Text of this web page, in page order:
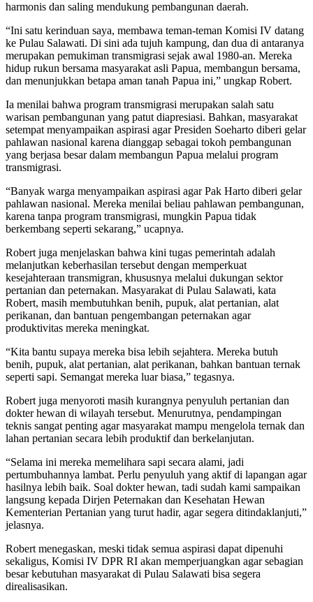
harmonis dan saling mendukung pembangunan daerah.
“Ini satu kerinduan saya, membawa teman-teman Komisi IV datang
ke Pulau Salawati. Di sini ada tujuh kampung, dan dua di antaranya
merupakan pemukiman transmigrasi sejak awal 1980-an. Mereka
hidup rukun bersama masyarakat asli Papua, membangun bersama,
dan menunjukkan betapa aman tanah Papua ini,” ungkap Robert.
Ia menilai bahwa program transmigrasi merupakan salah satu
warisan pembangunan yang patut diapresiasi. Bahkan, masyarakat
setempat menyampaikan aspirasi agar Presiden Soeharto diberi gelar
pahlawan nasional karena dianggap sebagai tokoh pembangunan
yang berjasa besar dalam membangun Papua melalui program
transmigrasi.
“Banyak warga menyampaikan aspirasi agar Pak Harto diberi gelar
pahlawan nasional. Mereka menilai beliau pahlawan pembangunan,
karena tanpa program transmigrasi, mungkin Papua tidak
berkembang seperti sekarang,” ucapnya.
Robert juga menjelaskan bahwa kini tugas pemerintah adalah
melanjutkan keberhasilan tersebut dengan memperkuat
kesejahteraan transmigran, khususnya melalui dukungan sektor
pertanian dan peternakan. Masyarakat di Pulau Salawati, kata
Robert, masih membutuhkan benih, pupuk, alat pertanian, alat
perikanan, dan bantuan pengembangan peternakan agar
produktivitas mereka meningkat.
“Kita bantu supaya mereka bisa lebih sejahtera. Mereka butuh
benih, pupuk, alat pertanian, alat perikanan, bahkan bantuan ternak
seperti sapi. Semangat mereka luar biasa,” tegasnya.
Robert juga menyoroti masih kurangnya penyuluh pertanian dan
dokter hewan di wilayah tersebut. Menurutnya, pendampingan
teknis sangat penting agar masyarakat mampu mengelola ternak dan
lahan pertanian secara lebih produktif dan berkelanjutan.
“Selama ini mereka memelihara sapi secara alami, jadi
pertumbuhannya lambat. Perlu penyuluh yang aktif di lapangan agar
hasilnya lebih baik. Soal dokter hewan, tadi sudah kami sampaikan
langsung kepada Dirjen Peternakan dan Kesehatan Hewan
Kementerian Pertanian yang turut hadir, agar segera ditindaklanjuti,”
jelasnya.
Robert menegaskan, meski tidak semua aspirasi dapat dipenuhi
sekaligus, Komisi IV DPR RI akan memperjuangkan agar sebagian
besar kebutuhan masyarakat di Pulau Salawati bisa segera
direalisasikan.